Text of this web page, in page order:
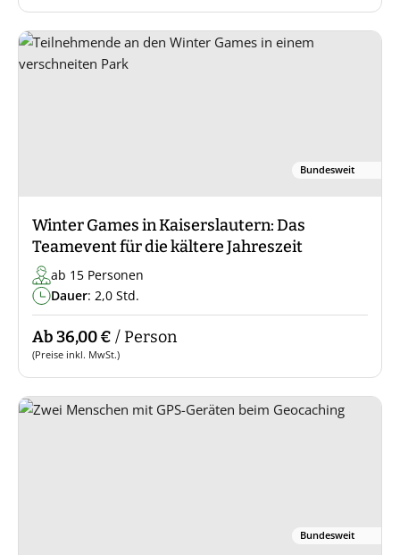
Bundesweit
Winter Games in Kaiserslautern: Das
Teamevent für die kältere Jahreszeit
ab 15 Personen
Dauer: 2,0 Std.
Ab 36,00 € / Person
(Preise inkl. MwSt.)
Bundesweit